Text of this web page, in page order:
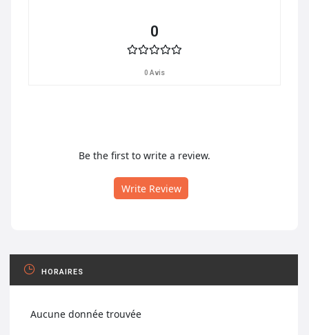
0
0 Avis
Be the first to write a review.
Write Review
HORAIRES
Aucune donnée trouvée